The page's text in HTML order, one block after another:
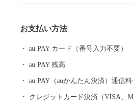
ベッドタウンや北信地域の観光拠点
綱町産コシヒカリはもとより、りん
れ四季を通じて魅力ある飯綱町に是
さい。
お支払い方法
au PAY カード（番号入力不要）
au PAY 残高
au PAY（auかんたん決済）通信
クレジットカード決済（VISA、